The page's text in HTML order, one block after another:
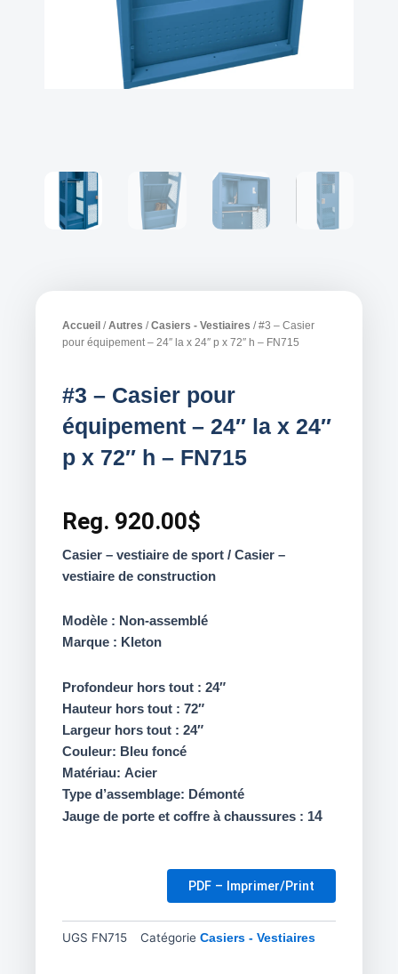
Accueil /Autres /Casiers - Vestiaires / #3 – Casier
pour équipement – 24″ la x 24″ p x 72″ h – FN715
#3 – Casier pour
équipement – 24″ la x 24″
p x 72″ h – FN715
Reg. 920.00$
Casier – vestiaire de sport / Casier –
vestiaire de construction
Modèle : Non-assemblé
Marque : Kleton
Profondeur hors tout : 24″
Hauteur hors tout : 72″
Largeur hors tout : 24″
Couleur: Bleu foncé
Matériau: Acier
Type d’assemblage: Démonté
Jauge de porte et coffre à chaussures : 14
PDF – Imprimer/Print
UGS FN715 Catégorie Casiers - Vestiaires